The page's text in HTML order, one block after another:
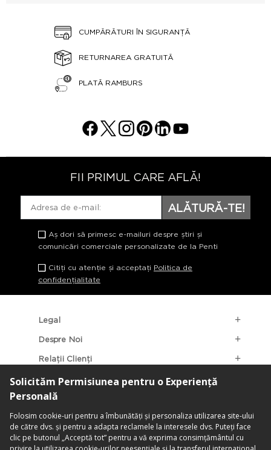
CUMPĂRĂTURI ÎN SIGURANȚĂ
RETURNAREA GRATUITĂ
PLATĂ RAMBURS
FII PRIMUL CARE AFLĂ!
ALĂTURĂ-TE!
Aș dori să primesc e-mailuri despre știri și
comunicări comerciale personalizate de la Penti
Citiți cu atenție și acceptați Politica de
confidențialitate
Legal
Despre Noi
Relații Clienți
Categorii Populare
Localizarea Magazinelor
contact@penti.com.ro